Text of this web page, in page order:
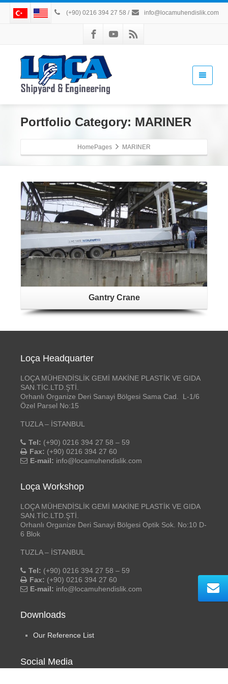
(+90) 0216 394 27 58 / info@locamuhendislik.com
Portfolio Category: MARINER
HomePages MARINER
Gantry Crane
Loça Headquarter
LOÇA MÜHENDİSLİK GEMİ MAKİNE PLASTİK VE GIDA
SAN.TİC.LTD.ŞTİ.
Orhanlı Organize Deri Sanayi Bölgesi Sama Cad. L-1/6
Özel Parsel No:15
TUZLA – İSTANBUL
Tel: (+90) 0216 394 27 58 – 59
Fax: (+90) 0216 394 27 60
E-mail: info@locamuhendislik.com
Loça Workshop
LOÇA MÜHENDİSLİK GEMİ MAKİNE PLASTİK VE GIDA
SAN.TİC.LTD.ŞTİ.
Orhanlı Organize Deri Sanayi Bölgesi Optik Sok. No:10 D-
6 Blok
TUZLA – İSTANBUL
Tel: (+90) 0216 394 27 58 – 59
Fax: (+90) 0216 394 27 60
E-mail: info@locamuhendislik.com
Downloads
Our Reference List
Social Media